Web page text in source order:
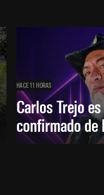
HACE 11 HORAS
Carlos Trejo
confirmado de